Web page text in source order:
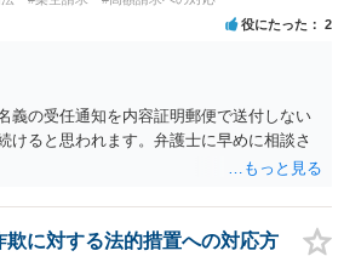
役にたった 2
義の受任通知を内容証明郵便で送付しない
けると思われます。弁護士に早めに相談さ
欺に対する法的措置への対応方